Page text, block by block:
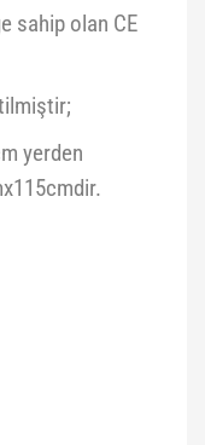
sahip olan CE
yerden